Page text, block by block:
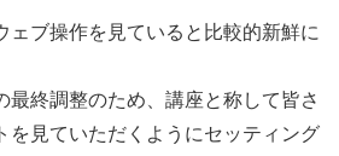
ェブ操作を見ていると比較的新鮮に
最終調整のため、講座と称して皆さ
を見ていただくようにセッティング